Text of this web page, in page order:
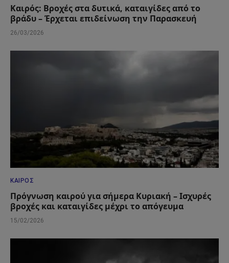
Καιρός: Βροχές στα δυτικά, καταιγίδες από το
βράδυ – Έρχεται επιδείνωση την Παρασκευή
26/03/2026
ΚΑΙΡΌΣ
Πρόγνωση καιρού για σήμερα Κυριακή – Ισχυρές
βροχές και καταιγίδες μέχρι το απόγευμα
15/02/2026